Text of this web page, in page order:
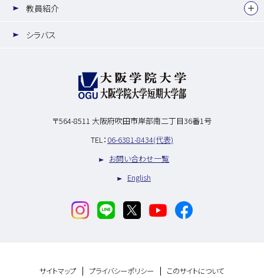
教員紹介
シラバス
〒564-8511 大阪府吹田市岸部南二丁目36番1号
TEL： 06-6381-8434(代表)
お問い合わせ一覧
English
サイトマップ プライバシーポリシー このサイトについて